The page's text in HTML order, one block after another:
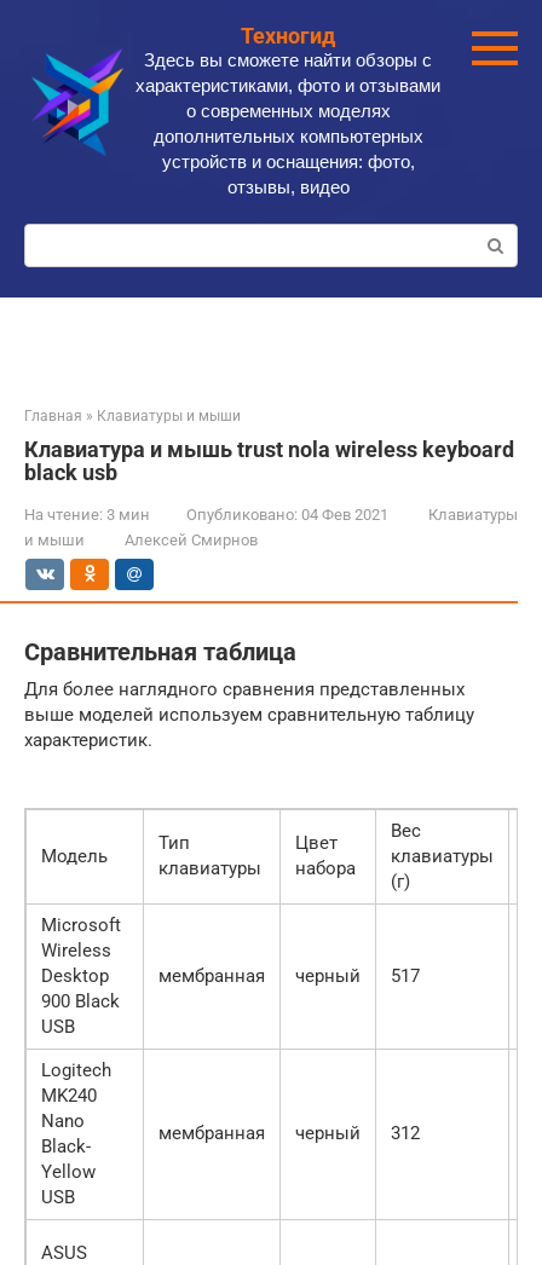
контенту
Техногид
Здесь вы сможете найти обзоры с
характеристиками, фото и отзывами
о современных моделях
дополнительных компьютерных
устройств и оснащения: фото,
отзывы, видео
Поиск:
Главная » Клавиатуры и мыши
Клавиатура и мышь trust nola wireless keyboard
black usb
На чтение: 3 мин Опубликовано: 04 Фев 2021
Клавиатуры
и мыши
Алексей Смирнов
Сравнительная таблица
Для более наглядного сравнения представленных
выше моделей используем сравнительную таблицу
характеристик.
Модель
Тип
клавиатуры
Цвет
набора
Вес
клавиатуры
(г)
Microsoft
Wireless
Desktop
900 Black
USB
мембранная черный 517
Logitech
MK240
Nano
Black-
Yellow
USB
мембранная черный 312
ASUS